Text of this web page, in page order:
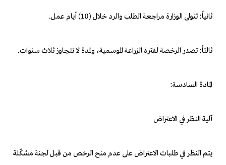
ثانياً: تتولى الوزارة مراجعة الطلب والرد خلال (10) أيام عمل.
ثالثاً: تصدر الرخصة لفترة الزراعة الموسمية، ولمدة لا تتجاوز ثلاث سنوات.
المادة السادسة:
آلية النظر في الاعتراض
يتم النظر في طلبات الاعتراض على عدم منح الرخص من قبل لجنة مشكّلة